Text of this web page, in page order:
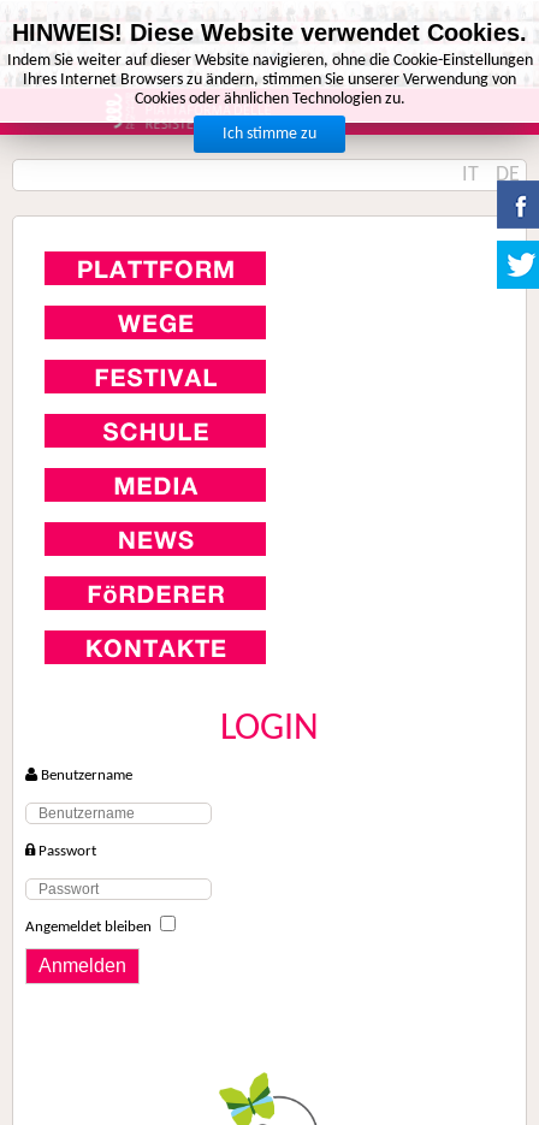
IT DE
HINWEIS! Diese Website verwendet Cookies.
Indem Sie weiter auf dieser Website navigieren, ohne die Cookie-Einstellungen
Ihres Internet Browsers zu ändern, stimmen Sie unserer Verwendung von
Cookies oder ähnlichen Technologien zu.
Ich stimme zu
LOGIN
Benutzername
Passwort
Angemeldet bleiben